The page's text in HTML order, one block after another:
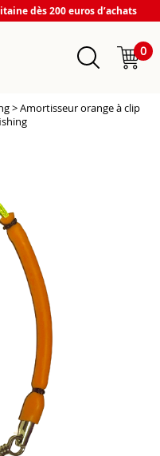
dès 200 euros d’achats
0
>Amortisseur orange à clip